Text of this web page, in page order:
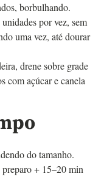
borbulhando.
por vez, sem
uma vez, até dourar
drene sobre grade
com açúcar e canela
do tamanho.
+ 15–20 min